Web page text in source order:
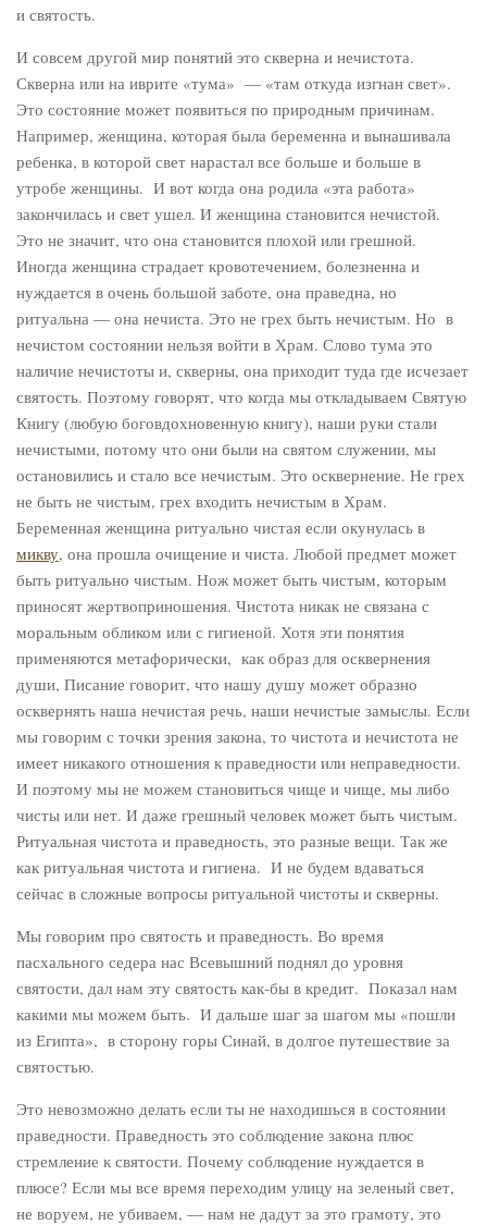
и святость.
И совсем другой мир понятий это скверна и нечистота.
Скверна или на иврите «тума» — «там откуда изгнан свет».
Это состояние может появиться по природным причинам.
Например, женщина, которая была беременна и вынашивала
ребенка, в которой свет нарастал все больше и больше в
утробе женщины. И вот когда она родила «эта работа»
закончилась и свет ушел. И женщина становится нечистой.
Это не значит, что она становится плохой или грешной.
Иногда женщина страдает кровотечением, болезненна и
нуждается в очень большой заботе, она праведна, но
ритуальна — она нечиста. Это не грех быть нечистым. Но в
нечистом состоянии нельзя войти в Храм. Слово тума это
наличие нечистоты и, скверны, она приходит туда где исчезает
святость. Поэтому говорят, что когда мы откладываем Святую
Книгу (любую боговдохновенную книгу), наши руки стали
нечистыми, потому что они были на святом служении, мы
остановились и стало все нечистым. Это осквернение. Не грех
не быть не чистым, грех входить нечистым в Храм.
Беременная женщина ритуально чистая если окунулась в
микву, она прошла очищение и чиста. Любой предмет может
быть ритуально чистым. Нож может быть чистым, которым
приносят жертвоприношения. Чистота никак не связана с
моральным обликом или с гигиеной. Хотя эти понятия
применяются метафорически, как образ для осквернения
души, Писание говорит, что нашу душу может образно
осквернять наша нечистая речь, наши нечистые замыслы. Если
мы говорим с точки зрения закона, то чистота и нечистота не
имеет никакого отношения к праведности или неправедности.
И поэтому мы не можем становиться чище и чище, мы либо
чисты или нет. И даже грешный человек может быть чистым.
Ритуальная чистота и праведность, это разные вещи. Так же
как ритуальная чистота и гигиена. И не будем вдаваться
сейчас в сложные вопросы ритуальной чистоты и скверны.
Мы говорим про святость и праведность. Во время
пасхального седера нас Всевышний поднял до уровня
святости, дал нам эту святость как-бы в кредит. Показал нам
какими мы можем быть. И дальше шаг за шагом мы «пошли
из Египта», в сторону горы Синай, в долгое путешествие за
святостью.
Это невозможно делать если ты не находишься в состоянии
праведности. Праведность это соблюдение закона плюс
стремление к святости. Почему соблюдение нуждается в
плюсе? Если мы все время переходим улицу на зеленый свет,
не воруем, не убиваем, — нам не дадут за это грамоту, это